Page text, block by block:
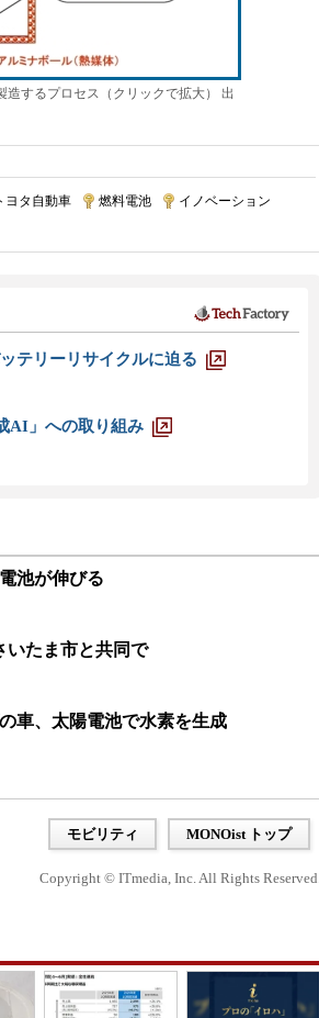
造するプロセス（クリックで拡大） 出
ヨタ自動車 燃料電池 イノベーション
テリーリサイクルに迫る
AI」への取り組み
池が伸びる
いたま市と共同で
車、太陽電池で水素を生成
モビリティ MONOist トップ
Copyright © ITmedia, Inc. All Rights Reserved.